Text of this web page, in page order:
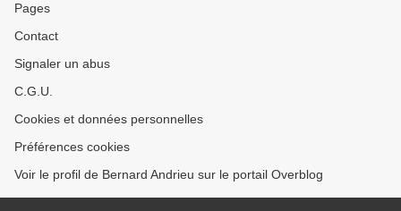
Pages
Contact
Signaler un abus
C.G.U.
Cookies et données personnelles
Préférences cookies
Voir le profil de Bernard Andrieu sur le portail Overblog